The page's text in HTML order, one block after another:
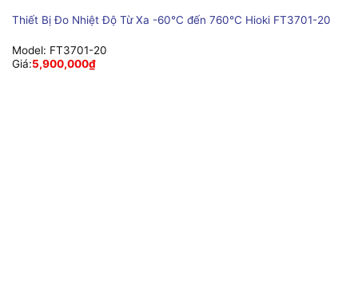
Thiết Bị Đo Nhiệt Độ Từ Xa -60°C đến 760°C Hioki FT3701-20
Model: FT3701-20
Giá:5,900,000₫